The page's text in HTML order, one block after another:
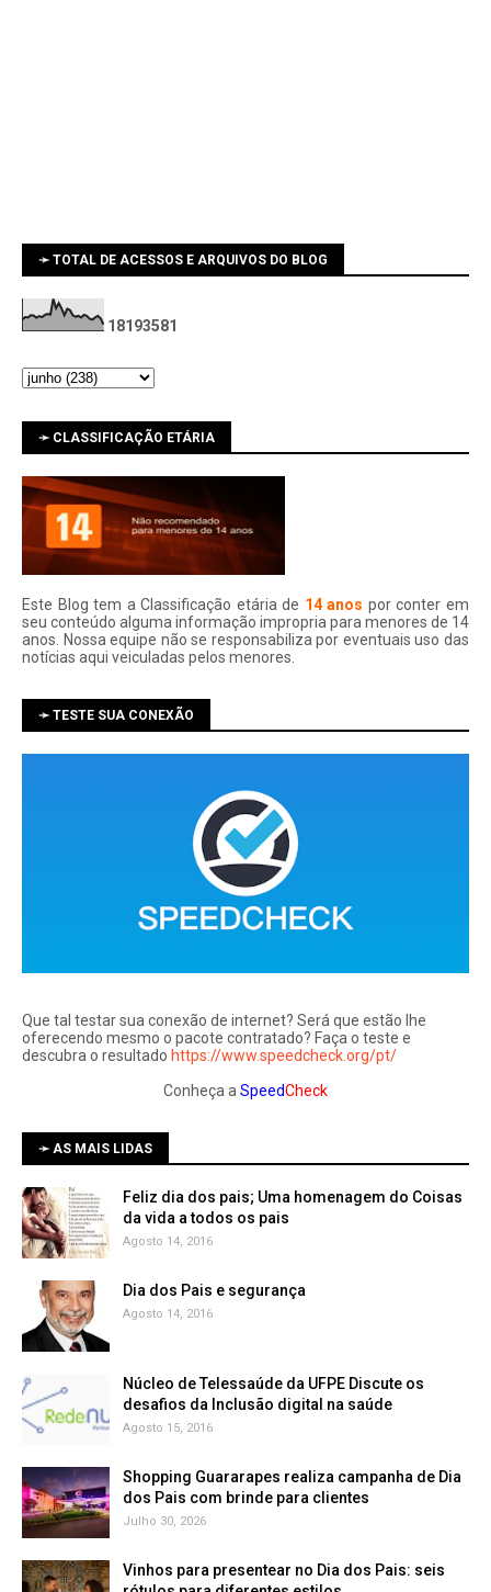
➛ TOTAL DE ACESSOS E ARQUIVOS DO BLOG
1 81 93581
➛ CLASSIFICAÇÃO ETÁRIA
Este Blog tem a Classificação etária de 14 anos por conter em
seu conteúdo alguma informação impropria para menores de 14
anos. Nossa equipe não se responsabiliza por eventuais uso das
notí­cias aqui veiculadas pelos menores.
➛ TESTE SUA CONEXÃO
Que tal testar sua conexão de internet? Será que estão lhe
oferecendo mesmo o pacote contratado? Faça o teste e
descubra o resultado https://www.speedcheck.org/pt/
Conheça a SpeedCheck
➛ AS MAIS LIDAS
Feliz dia dos pais; Uma homenagem do Coisas
da vida a todos os pais
Agosto 14, 2016
Dia dos Pais e segurança
Agosto 14, 2016
Núcleo de Telessaúde da UFPE Discute os
Agosto 15, 2016
Shopping Guararapes realiza campanha de Dia
dos Pais com brinde para clientes
Julho 30, 2026
Vinhos para presentear no Dia dos Pais: seis